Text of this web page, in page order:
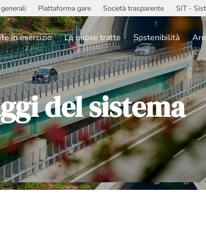
Piattaforma gare Società trasparente SIT -
in esercizio Le nuove tratte Sostenibilità
del sistema